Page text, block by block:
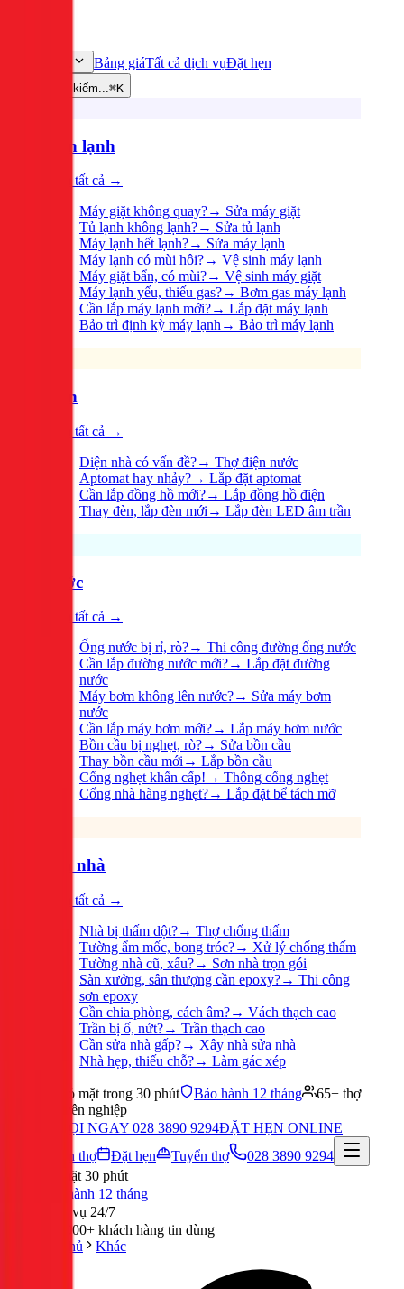
Bảng giáTất cả dịch vụĐặt hẹn
Tìm kiếm...⌘K
Điện lạnh
Xem tất cả →
Máy giặt không quay?→ Sửa máy giặt
Tủ lạnh không lạnh?→ Sửa tủ lạnh
Máy lạnh hết lạnh?→ Sửa máy lạnh
Máy lạnh có mùi hôi?→ Vệ sinh máy lạnh
Máy giặt bẩn, có mùi?→ Vệ sinh máy giặt
Máy lạnh yếu, thiếu gas?→ Bơm gas máy lạnh
Cần lắp máy lạnh mới?→ Lắp đặt máy lạnh
Bảo trì định kỳ máy lạnh→ Bảo trì máy lạnh
Điện
Xem tất cả →
Điện nhà có vấn đề?→ Thợ điện nước
Aptomat hay nhảy?→ Lắp đặt aptomat
Cần lắp đồng hồ mới?→ Lắp đồng hồ điện
Thay đèn, lắp đèn mới → Lắp đèn LED âm trần
Nước
Xem tất cả →
Ống nước bị rỉ, rò?→ Thi công đường ống nước
Cần lắp đường nước mới?→ Lắp đặt đường
nước
Máy bơm không lên nước?→ Sửa máy bơm
nước
Cần lắp máy bơm mới?→ Lắp máy bơm nước
Bồn cầu bị nghẹt, rò?→ Sửa bồn cầu
Thay bồn cầu mới → Lắp bồn cầu
Cống nghẹt khẩn cấp! → Thông cống nghẹt
Cống nhà hàng nghẹt?→ Lắp đặt bể tách mỡ
Sửa nhà
Xem tất cả →
Nhà bị thấm dột?→ Thợ chống thấm
Tường ẩm mốc, bong tróc?→ Xử lý chống thấm
Tường nhà cũ, xấu?→ Sơn nhà trọn gói
Sàn xưởng, sân thượng cần epoxy?→ Thi công
sơn epoxy
Cần chia phòng, cách âm?→ Vách thạch cao
Trần bị ố, nứt?→ Trần thạch cao
Cần sửa nhà gấp?→ Xây nhà sửa nhà
Nhà hẹp, thiếu chỗ?→ Làm gác xép
Có mặt trong 30 phút Bảo hành 12 tháng
65+ thợ
chuyên nghiệp
GỌI NGAY 028 3890 9294ĐẶT HẸN ONLINE
Tuyển thợ
Đặt hẹn Tuyển thợ
028 3890 9294
Có mặt 30 phút
Bảo hành 12 tháng
Phục vụ 24/7
300,000+ khách hàng tin dùng
Trang chủ
Khác